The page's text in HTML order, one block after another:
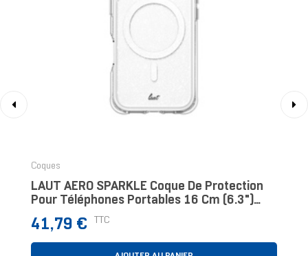
Coques
LAUT AERO SPARKLE Coque De Protection
Pour Téléphones Portables 16 Cm (6.3")
Housse Argent, Transparent
Prix
41,79 € TTC